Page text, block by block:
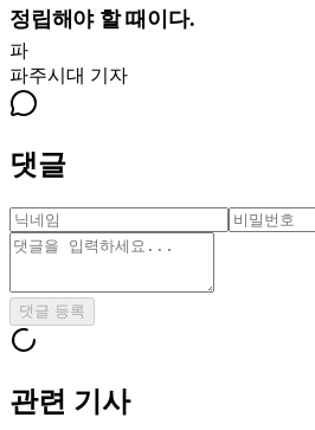
정립해야 할 때이다.
파
파주시대 기자
댓글
댓글 등록
관련 기사